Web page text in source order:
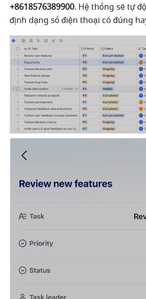
+8618576389900. Hệ thống sẽ tự
định dạng số điện thoại có đúng